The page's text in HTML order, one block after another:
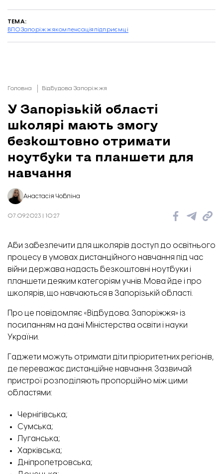
ТЕМА:
ВПОЗапоріжжякомпенсація підприємці
Головна Відбудова Запоріжжя
У Запорізькій області
школярі мають змогу
безкоштовно отримати
ноутбуки та планшети для
навчання
Анастасія Чобліна
07.09.2023 | 10:27
Аби забезпечити для школярів доступ до освітнього
процесу в умовах дистанційного навчання під час
війни держава надасть безкоштовні ноутбуки і
планшети деяким категоріям учнів. Мова йде і про
школярів, що навчаються в Запорізькій області.
Про це повідомляє «Відбудова. Запоріжжя» із
посиланням на дані Міністерства освіти і науки
України.
Гаджети можуть отримати діти пріоритетних регіонів,
де переважає дистанційне навчання. Зазвичай
пристрої розподіляють пропорційно між цими
областями:
Чернігівська;
Сумська;
Луганська;
Харківська;
Дніпропетровська;